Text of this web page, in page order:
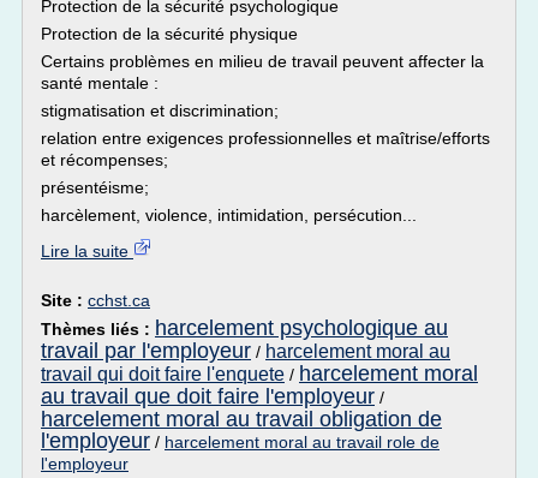
Protection de la sécurité psychologique
Protection de la sécurité physique
Certains problèmes en milieu de travail peuvent affecter la
santé mentale :
stigmatisation et discrimination;
relation entre exigences professionnelles et maîtrise/efforts
et récompenses;
présentéisme;
harcèlement, violence, intimidation, persécution...
Lire la suite
Site : cchst.ca
Thèmes liés : harcelement psychologique au
travail par l'employeur / harcelement moral au
travail qui doit faire l'enquete / harcelement moral
au travail que doit faire l'employeur /
harcelement moral au travail obligation de
l'employeur / harcelement moral au travail role de
l'employeur